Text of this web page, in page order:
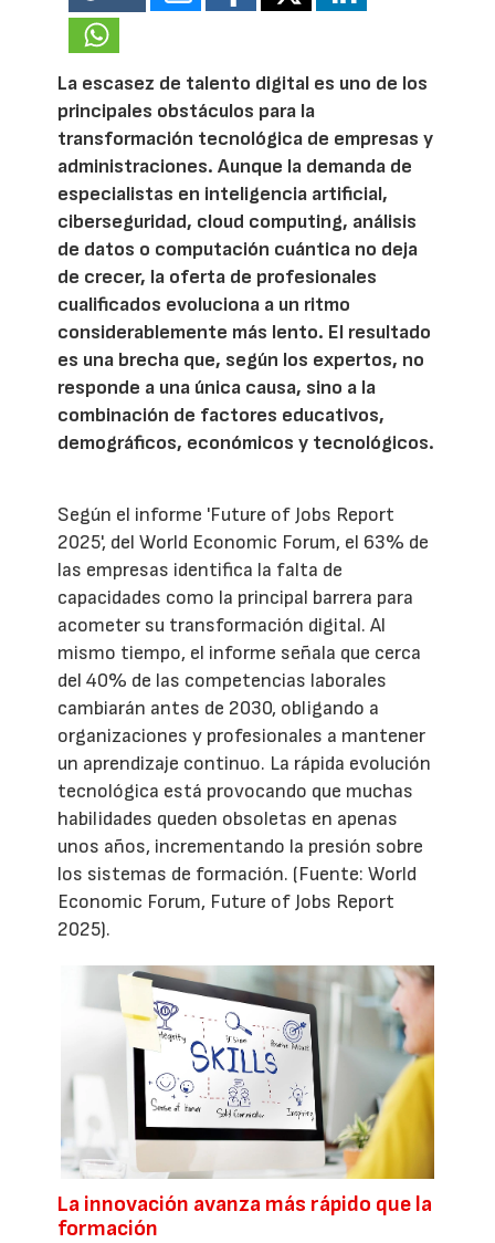
La escasez de talento digital es uno de los
principales obstáculos para la
transformación tecnológica de empresas y
administraciones. Aunque la demanda de
especialistas en inteligencia artificial,
ciberseguridad, cloud computing, análisis
de datos o computación cuántica no deja
de crecer, la oferta de profesionales
cualificados evoluciona a un ritmo
considerablemente más lento. El resultado
es una brecha que, según los expertos, no
responde a una única causa, sino a la
combinación de factores educativos,
demográficos, económicos y tecnológicos.
Según el informe 'Future of Jobs Report
2025', del World Economic Forum, el 63% de
las empresas identifica la falta de
capacidades como la principal barrera para
acometer su transformación digital. Al
mismo tiempo, el informe señala que cerca
del 40% de las competencias laborales
cambiarán antes de 2030, obligando a
organizaciones y profesionales a mantener
un aprendizaje continuo. La rápida evolución
tecnológica está provocando que muchas
habilidades queden obsoletas en apenas
unos años, incrementando la presión sobre
los sistemas de formación. (Fuente: World
Economic Forum, Future of Jobs Report
2025).
La innovación avanza más rápido que la
formación